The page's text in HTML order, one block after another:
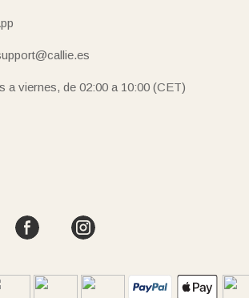
a viernes, de 02:00 a 10:00 (CET)